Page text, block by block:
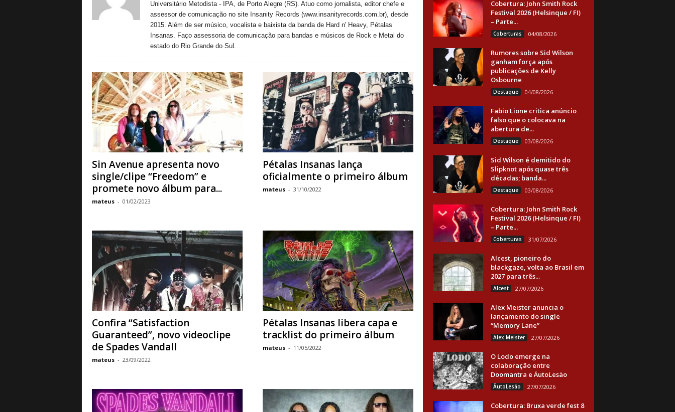
Universitário Metodista - IPA, de Porto Alegre (RS). Atuo como jornalista, editor chefe e
assessor de comunicação no site Insanity Records (www.insanityrecords.com.br), desde
2015. Além de ser músico, vocalista e baixista da banda de Hard n' Heavy, Pétalas
Insanas. Faço assessoria de comunicação para bandas e músicos de Rock e Metal do
estado do Rio Grande do Sul.
Sin Avenue apresenta novo
single/clipe “Freedom” e
promete novo álbum para...
mateus - 01/02/2023
Pétalas Insanas lança
oficialmente o primeiro álbum
mateus - 31/10/2022
Confira “Satisfaction
Guaranteed”, novo videoclipe
de Spades Vandall
mateus - 23/09/2022
Pétalas Insanas libera capa e
tracklist do primeiro álbum
mateus - 11/05/2022
Cobertura: John Smith Rock
Festival 2026 (Helsinque / FI)
– Parte...
Coberturas 04/08/2026
Rumores sobre Sid Wilson
ganham força após
publicações de Kelly
Osbourne
Destaque 04/08/2026
Fabio Lione critica anúncio
falso que o colocava na
abertura de...
Destaque 03/08/2026
Sid Wilson é demitido do
Slipknot após quase três
décadas; banda...
Destaque 03/08/2026
Cobertura: John Smith Rock
Festival 2026 (Helsinque / FI)
– Parte...
Coberturas 31/07/2026
Alcest, pioneiro do
blackgaze, volta ao Brasil em
2027 para três...
Alcest 27/07/2026
Alex Meister anuncia o
lançamento do single
“Memory Lane”
Alex Meister 27/07/2026
O Lodo emerge na
colaboração entre
Doomantra e ÄutoLesäo
ÄutoLesäo 27/07/2026
Cobertura: Bruxa verde fest 8